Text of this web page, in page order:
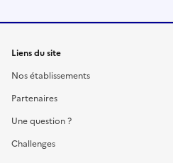
Liens du site
Nos établissements
Partenaires
Une question ?
Challenges